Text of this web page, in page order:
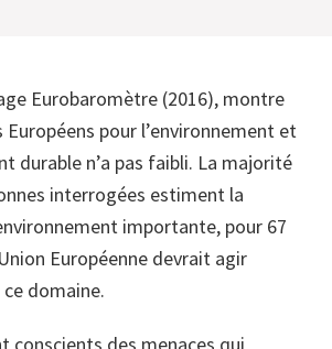
Eurobaromètre (2016), montre
Européens pour l’environnement et
durable n’a pas faibli. La majorité
interrogées estiment la
importante, pour 67
Européenne devrait agir
domaine.